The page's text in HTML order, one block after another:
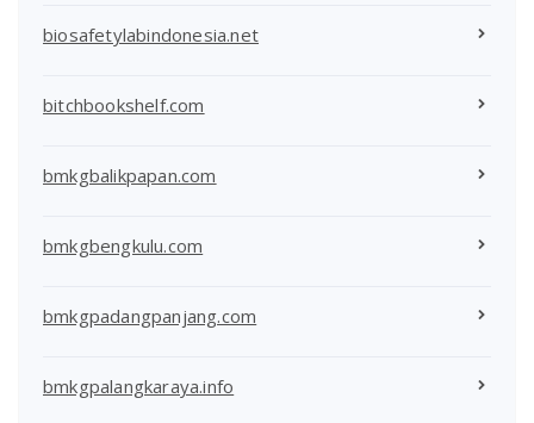
biosafetylabindonesia.net
bitchbookshelf.com
bmkgbalikpapan.com
bmkgbengkulu.com
bmkgpadangpanjang.com
bmkgpalangkaraya.info